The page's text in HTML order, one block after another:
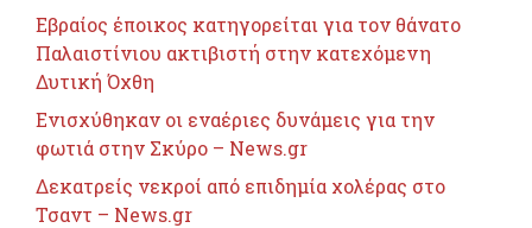
Εβραίος έποικος κατηγορείται για τον θάνατο
Παλαιστίνιου ακτιβιστή στην κατεχόμενη
Δυτική Όχθη
Ενισχύθηκαν οι εναέριες δυνάμεις για την
φωτιά στην Σκύρο – News.gr
Δεκατρείς νεκροί από επιδημία χολέρας στο
Τσαντ – News.gr